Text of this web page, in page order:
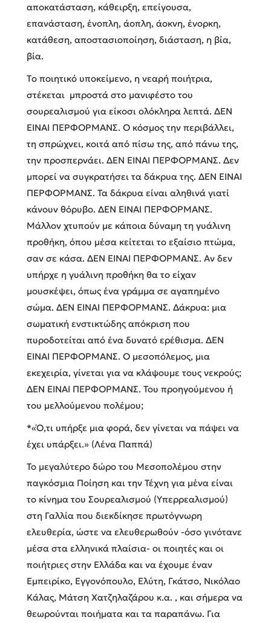
αποκατάσταση, κάθειρξη, επείγουσα,
επανάσταση, ένοπλη, άοπλη, άοκνη, ένορκη,
κατάθεση, αποστασιοποίηση, διάσταση, η βία,
βία.
Tο ποιητικό υποκείμενο, η νεαρή ποιήτρια,
στέκεται μπροστά στο μανιφέστο του
σουρεαλισμού για είκοσι ολόκληρα λεπτά. ΔΕΝ
ΕΙΝΑΙ ΠΕΡΦΟΡΜΑΝΣ. Ο κόσμος την περιβάλλει,
τη σπρώχνει, κοιτά από πίσω της, από πάνω της,
την προσπερνάει. ΔΕΝ ΕΙΝΑΙ ΠΕΡΦΟΡΜΑΝΣ. Δεν
μπορεί να συγκρατήσει τα δάκρυα της. ΔΕΝ ΕΙΝΑΙ
ΠΕΡΦΟΡΜΑΝΣ. Τα δάκρυα είναι αληθινά γιατί
κάνουν θόρυβο. ΔΕΝ ΕΙΝΑΙ ΠΕΡΦΟΡΜΑΝΣ.
Μάλλον χτυπούν με κάποια δύναμη τη γυάλινη
προθήκη, όπου μέσα κείτεται το εξαίσιο πτώμα,
σαν σε κάσα. ΔΕΝ ΕΙΝΑΙ ΠΕΡΦΟΡΜΑΝΣ. Αν δεν
υπήρχε η γυάλινη προθήκη θα το είχαν
μουσκέψει, όπως ένα γράμμα σε αγαπημένο
σώμα. ΔΕΝ ΕΙΝΑΙ ΠΕΡΦΟΡΜΑΝΣ. Δάκρυα: μια
σωματική ενστικτώδης απόκριση που
πυροδοτείται από ένα δυνατό ερέθισμα. ΔΕΝ
ΕΙΝΑΙ ΠΕΡΦΟΡΜΑΝΣ. Ο μεσοπόλεμος, μια
εκεχειρία, γίνεται για να κλάψουμε τους νεκρούς;
ΔΕΝ ΕΙΝΑΙ ΠΕΡΦΟΡΜΑΝΣ. Του προηγούμενου ή
του μελλούμενου πολέμου;
*«Ό,τι υπήρξε μια φορά, δεν γίνεται να πάψει να
έχει υπάρξει.» (Λένα Παππά)
Το μεγαλύτερο δώρο του Μεσοπολέμου στην
παγκόσμια Ποίηση και την Τέχνη για μένα είναι
το κίνημα του Σουρεαλισμού (Υπερρεαλισμού)
στη Γαλλία που διεκδίκησε πρωτόγνωρη
ελευθερία, ώστε να ελευθερωθούν -όσο γινότανε
μέσα στα ελληνικά πλαίσια- οι ποιητές και οι
ποιήτριες στην Ελλάδα και να έχουμε έναν
Εμπειρίκο, Εγγονόπουλο, Ελύτη, Γκάτσο, Νικόλαο
Κάλας, Μάτση Χατζηλαζάρου κ.α. , και σήμερα να
θεωρούνται ποιήματα και τα παραπάνω. Για